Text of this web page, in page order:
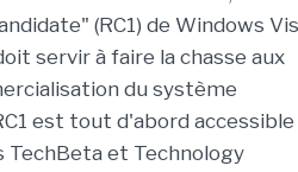
(RC1) de Windows
servir à faire la chasse aux
du système
est tout d'abord accessible
et Technology